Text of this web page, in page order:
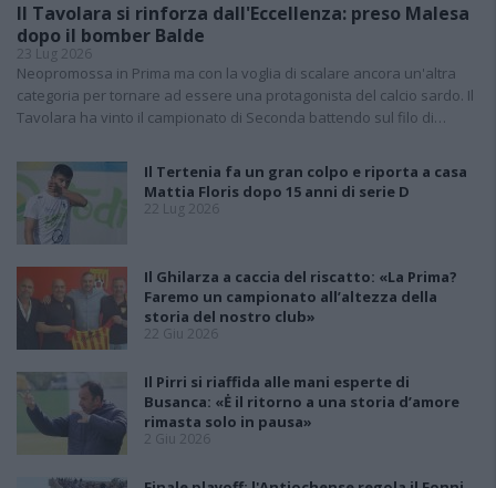
Il Tavolara si rinforza dall'Eccellenza: preso Malesa
dopo il bomber Balde
23 Lug 2026
Neopromossa in Prima ma con la voglia di scalare ancora un'altra
categoria per tornare ad essere una protagonista del calcio sardo. Il
Tavolara ha vinto il campionato di Seconda battendo sul filo di…
Il Tertenia fa un gran colpo e riporta a casa
Mattia Floris dopo 15 anni di serie D
22 Lug 2026
Il Ghilarza a caccia del riscatto: «La Prima?
Faremo un campionato all’altezza della
storia del nostro club»
22 Giu 2026
Il Pirri si riaffida alle mani esperte di
Busanca: «Ė il ritorno a una storia d’amore
rimasta solo in pausa»
2 Giu 2026